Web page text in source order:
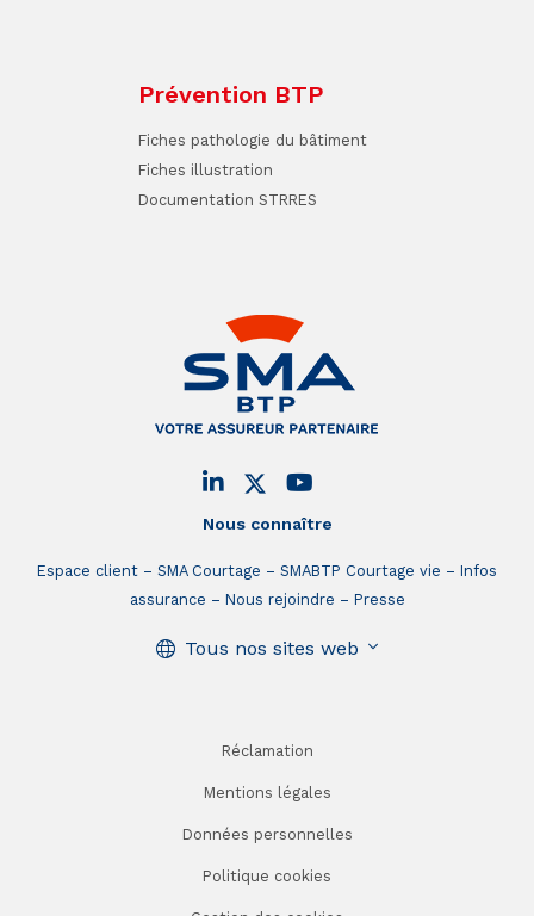
Nous connaître
Espace client SMA Courtage SMABTP Courtage vie
Infos
assurance
Nous rejoindre Presse
Tous nos sites web
Prévention BTP
Fiches pathologie du bâtiment
Fiches illustration
Documentation STRRES
Réclamation
Mentions légales
Données personnelles
Politique cookies